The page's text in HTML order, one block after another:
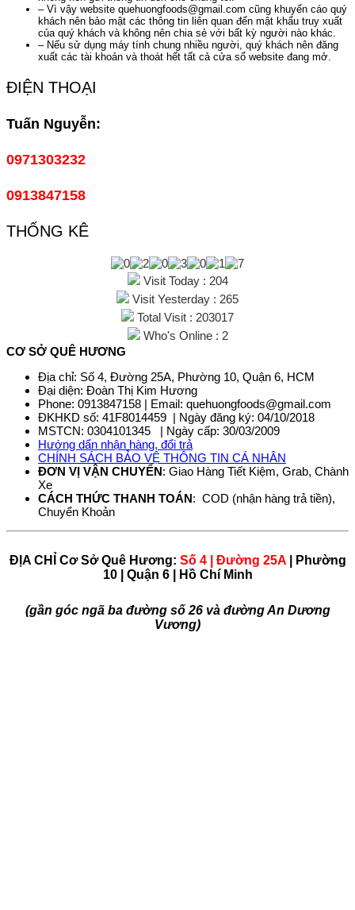
– Vì vậy website quehuongfoods@gmail.com cũng khuyến cáo quý
khách nên bảo mật các thông tin liên quan đến mật khẩu truy xuất
của quý khách và không nên chia sẻ với bất kỳ người nào khác.
– Nếu sử dụng máy tính chung nhiều người, quý khách nên đăng
xuất các tài khoản và thoát hết tất cả cửa sổ website đang mở.
ĐIỆN THOẠI
Tuấn Nguyễn:
0971303232
0913847158
THỐNG KÊ
Visit Today : 204
Visit Yesterday : 265
Total Visit : 203017
Who's Online : 2
CƠ SỞ QUÊ HƯƠNG
Địa chỉ: Số 4, Đường 25A, Phường 10, Quận 6, HCM
Đại diện: Đoàn Thị Kim Hương
Phone: 0913847158 | Email: quehuongfoods@gmail.com
ĐKHKD số: 41F8014459 | Ngày đăng ký: 04/10/2018
MSTCN: 0304101345 | Ngày cấp: 30/03/2009
Hướng dẩn nhận hàng, đổi trả
CHÍNH SÁCH BẢO VỆ THÔNG TIN CÁ NHÂN
ĐƠN VỊ VẬN CHUYỂN: Giao Hàng Tiết Kiệm, Grab, Chành
Xe
CÁCH THỨC THANH TOÁN: COD (nhận hàng trả tiền),
Chuyển Khoản
ĐỊA CHỈ Cơ Sở Quê Hương: Số 4 | Đường 25A| Phường
10 | Quận 6 | Hồ Chí Minh
(gần góc ngã ba đường số 26 và đường An Dương
Vương)